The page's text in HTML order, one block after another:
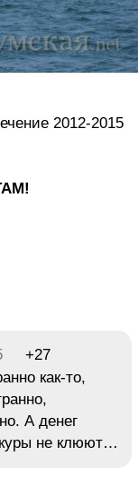
2012-2015
+27
как-то,
А денег
не клюют…